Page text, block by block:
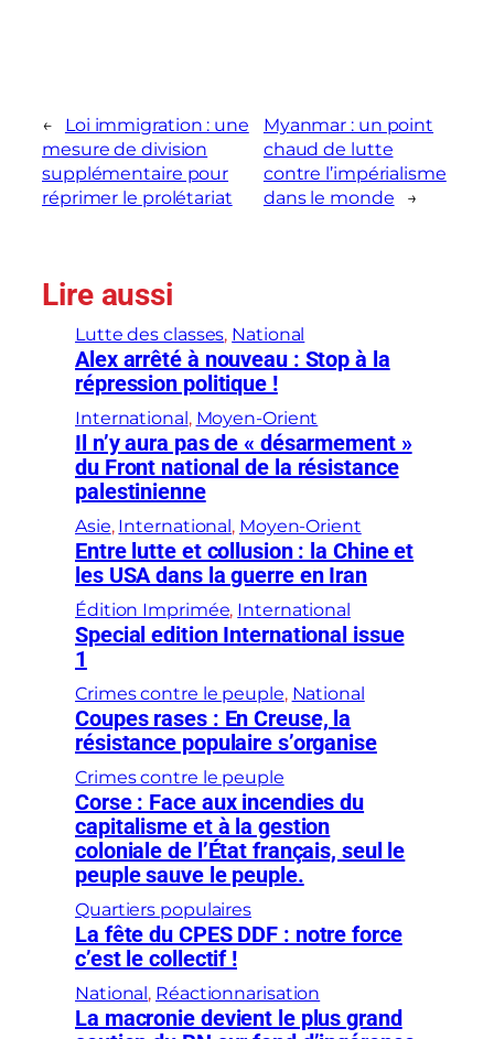
←
Loi immigration : une
mesure de division
supplémentaire pour
réprimer le prolétariat
Myanmar : un point
chaud de lutte
contre l’impérialisme
dans le monde
→
Lire aussi
Lutte des classes, National
Alex arrêté à nouveau : Stop à la
répression politique !
International , Moyen-Orient
Il n’y aura pas de « désarmement »
du Front national de la résistance
palestinienne
Asie, International , Moyen-Orient
Entre lutte et collusion : la Chine et
les USA dans la guerre en Iran
Édition Imprimée, International
Special edition International issue
1
Crimes contre le peuple, National
Coupes rases : En Creuse, la
résistance populaire s’organise
Crimes contre le peuple
Corse : Face aux incendies du
capitalisme et à la gestion
coloniale de l’État français, seul le
peuple sauve le peuple.
Quartiers populaires
La fête du CPES DDF : notre force
c’est le collectif !
National , Réactionnarisation
La macronie devient le plus grand